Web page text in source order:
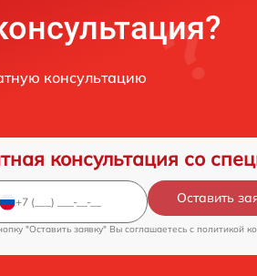
консультацию
консультация со
Оставить
"Оставить заявку" Вы соглашаетесь c политикой